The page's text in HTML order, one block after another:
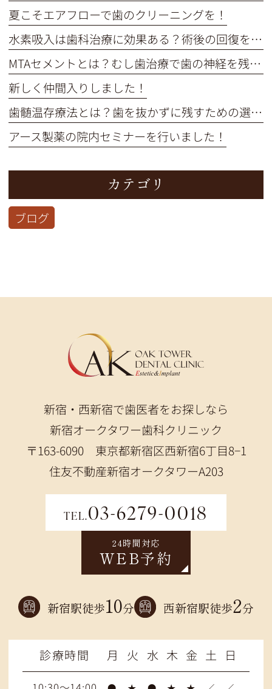
夏こそエアフローで歯のクリーニングを！
水素吸入は歯科治療に効果ある？術後の回復を早めるメカニズム解説
MTAセメントとは？むし歯治療で歯の神経を残す選択肢を解説
新しく仲間入りしました！
歯髄温存療法とは？歯を抜かずに残すための選択肢を解説
アース製薬の院内セミナーを行いました！
カテゴリ
ブログ
新宿・西新宿で歯医者をお探しなら
新宿オークタワー歯科クリニック
〒163-6090 東京都新宿区西新宿6丁目8−1
住友不動産新宿オークタワーA203
TEL.03-6279-0018
24時間対応
WEB予約
新宿駅徒歩10分 西新宿駅徒歩2分
診療時間 月 火 水 木 金 土 日